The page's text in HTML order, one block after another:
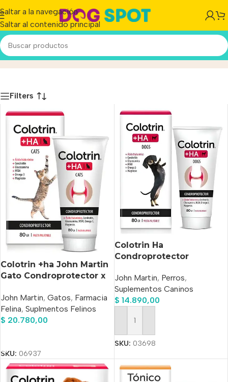
Saltar a la navegación
Saltar al contenido principal
John MartinInicio/Producto
Filters
Colotrin +ha John Martin
Gato Condroprotector x
John Martin, Gatos, Farmacia
Felina, Suplmentos Felinos
$ 20.780,00
SKU: 06937
Colotrin Ha
Condroprotector
80grs
John Martin, Perros,
Suplementos Caninos
$ 14.890,00
Añadir Al Carrito
SKU: 03698